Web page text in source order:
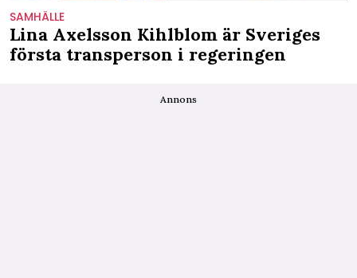
SAMHÄLLE
Lina Axelsson Kihlblom är Sveriges
första transperson i regeringen
Annons